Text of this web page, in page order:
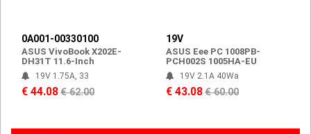
0A001-00330100
ASUS VivoBook X202E-
DH31T 11.6-Inch
19V 1.75A, 33
€ 44.08€ 62.00
19V
ASUS Eee PC 1008PB-
PCH002S 1005HA-EU
19V 2.1A 40Wa
€ 43.08€ 60.00